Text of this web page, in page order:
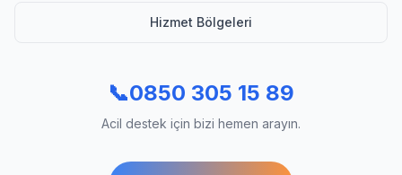
Hizmet Bölgeleri
📞0850 305 15 89
Acil destek için bizi hemen arayın.